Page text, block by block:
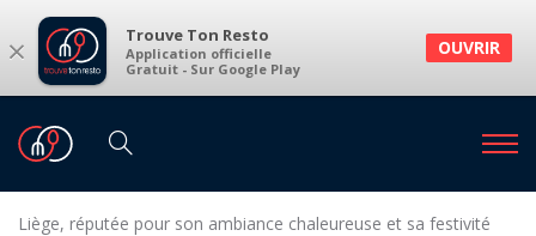
× Trouve Ton Resto
Application officielle
Gratuit - Sur Google Play
OUVRIR
Restaurants
Restaurants à Liège et environs
Liège, réputée pour son ambiance chaleureuse et sa festivité